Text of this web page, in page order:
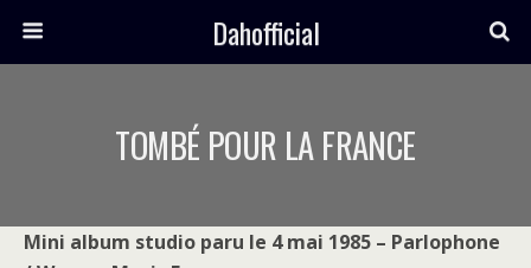
Dahofficial
TOMBÉ POUR LA FRANCE
Mini album studio paru le 4 mai 1985 – Parlophone